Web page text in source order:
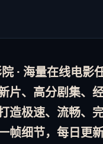
· 海量在线电影
片、高分剧集、
造极速、流畅、
帧细节， 每日更